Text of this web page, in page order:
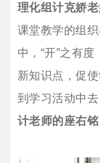
理化组计克娇
课堂教学的组
中，“开”之有
新知识点，促
到学习活动中
计老师的座右铭